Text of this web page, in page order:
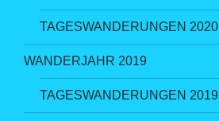
TAGESWANDERUNGEN 2020
WANDERJAHR 2019
TAGESWANDERUNGEN 2019